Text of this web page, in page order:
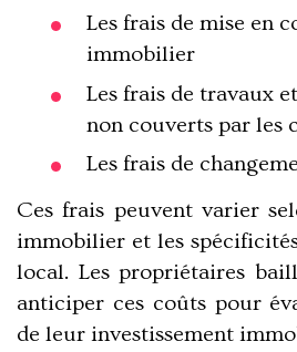
Les frais de mise en
immobilier
Les frais de travaux
non couverts par les
Les frais de
Ces frais peuvent varier
immobilier et les
local. Les propriétaires
anticiper ces coûts pour
de leur investissement